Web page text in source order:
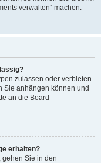
verwalten“ machen.
zulassen oder verbieten.
Sie anhängen können und
an die Board-
erhalten?
gehen Sie in den